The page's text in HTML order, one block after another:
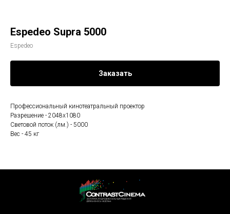
Espedeo Supra 5000
Espedeo
Заказать
Профессиональный кинотеатральный проектор
Разрешение - 2048х1080
Световой поток (лм.) - 5000
Вес - 45 кг